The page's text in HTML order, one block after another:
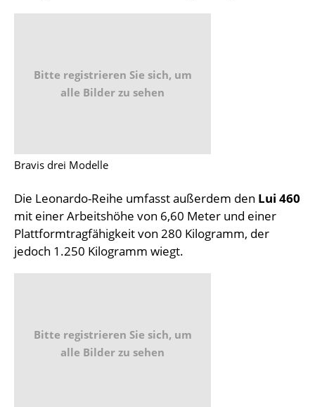
Bitte registrieren Sie sich, um
alle Bilder zu sehen
Bravis drei Modelle
Die Leonardo-Reihe umfasst außerdem den Lui 460
mit einer Arbeitshöhe von 6,60 Meter und einer
Plattformtragfähigkeit von 280 Kilogramm, der
jedoch 1.250 Kilogramm wiegt.
Bitte registrieren Sie sich, um
alle Bilder zu sehen